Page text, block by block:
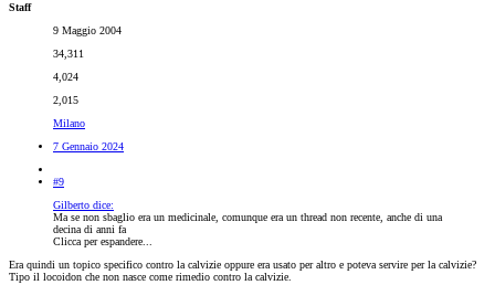
Staff
9 Maggio 2004
34,311
4,024
2,015
Milano
7 Gennaio 2024
#9
Gilberto dice:
Ma se non sbaglio era un medicinale, comunque era un thread non recente, anche di una
decina di anni fa
Clicca per espandere...
Era quindi un topico specifico contro la calvizie oppure era usato per altro e poteva servire per la calvizie?
Tipo il locoidon che non nasce come rimedio contro la calvizie.